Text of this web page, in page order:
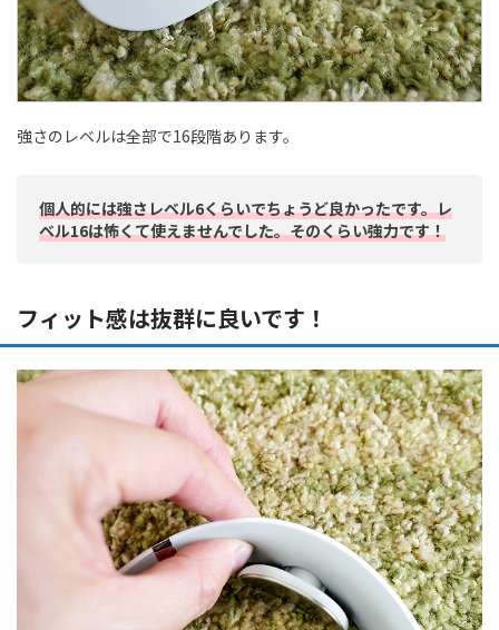
強さのレベルは全部で16段階あります。
個人的には強さレベル6くらいでちょうど良かったです。レ
ベル16は怖くて使えませんでした。そのくらい強力です！
フィット感は抜群に良いです！